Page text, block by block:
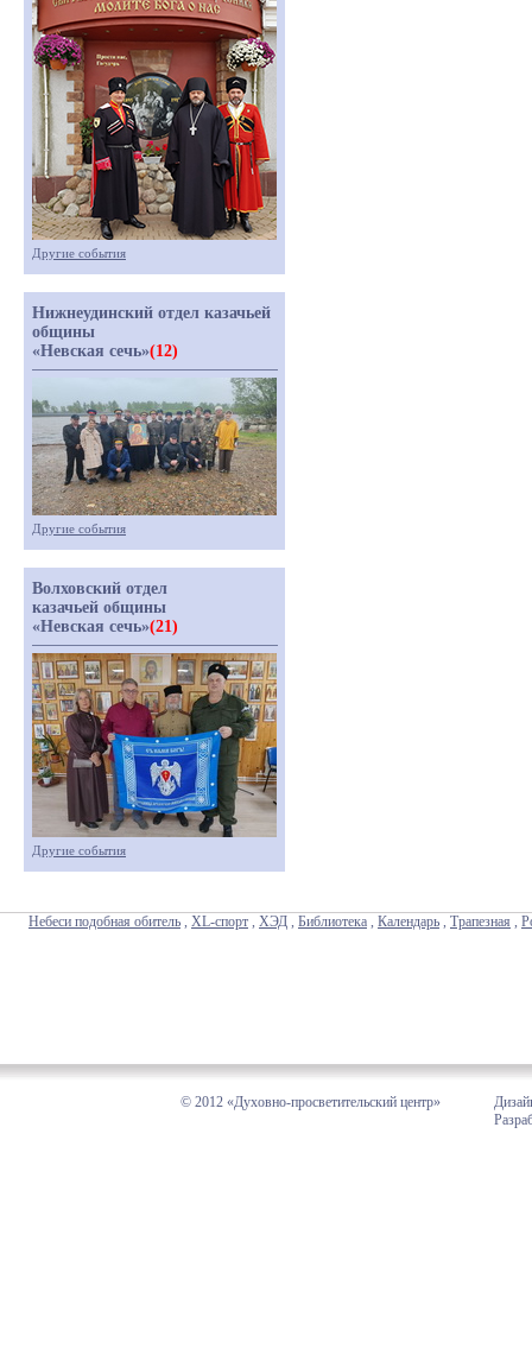
Другие события
Нижнеудинский отдел казачьей
общины
«Невская сечь»(12)
Другие события
Волховский отдел
казачьей общины
«Невская сечь»(21)
Другие события
Небеси подобная обитель , XL-спорт , ХЭД , Библиотека , Календарь , Трапезная ,
© 2012 «Духовно-просветительский центр»